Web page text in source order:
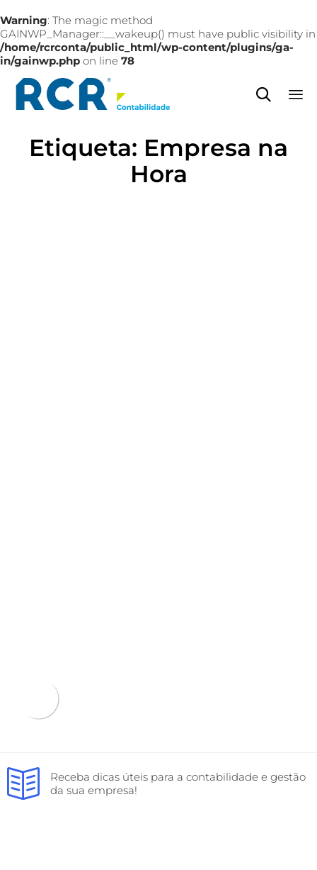
Warning: The magic method
GAINWP_Manager::__wakeup() must have public visibility in
/home/rcrconta/public_html/wp-content/plugins/ga-
in/gainwp.php on line 78

Etiqueta: Empresa na
Hora
Receba dicas úteis para a contabilidade e gestão
da sua empresa!